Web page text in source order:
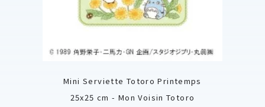
Mini Serviette Totoro Printemps
25x25 cm - Mon Voisin Totoro